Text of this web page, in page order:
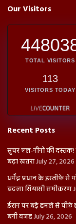
Our Visitors
TOTAL VISITORS
113
VISITORS TODAY
Recent Posts
सुपर एल-नीनो की
बढ़ा खतराJuly 27, 2026
धर्मेंद्र प्रधान के इस्तीफे
बदला सियासी समीकरण
ईरान पर बड़े हमले से पीछे
बनी वजहJuly 26, 2026